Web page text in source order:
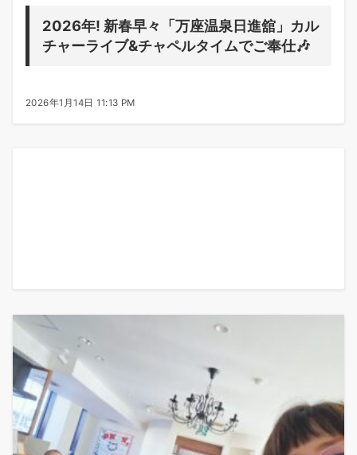
2026年! 新春早々「万座温泉日進舘」カル
チャーライブ&チャペルタイムでご奉仕🎶
2026年1月14日 11:13 PM